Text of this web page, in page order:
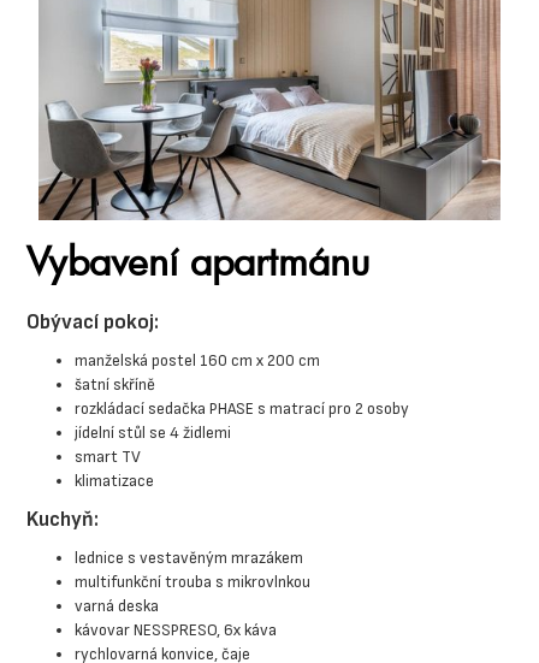
Vybavení apartmánu
Obývací pokoj:
manželská postel 160 cm x 200 cm
šatní skříně
rozkládací sedačka PHASE s matrací pro 2 osoby
jídelní stůl se 4 židlemi
smart TV
klimatizace
Kuchyň:
lednice s vestavěným mrazákem
multifunkční trouba s mikrovlnkou
varná deska
kávovar NESSPRESO, 6x káva
rychlovarná konvice, čaje